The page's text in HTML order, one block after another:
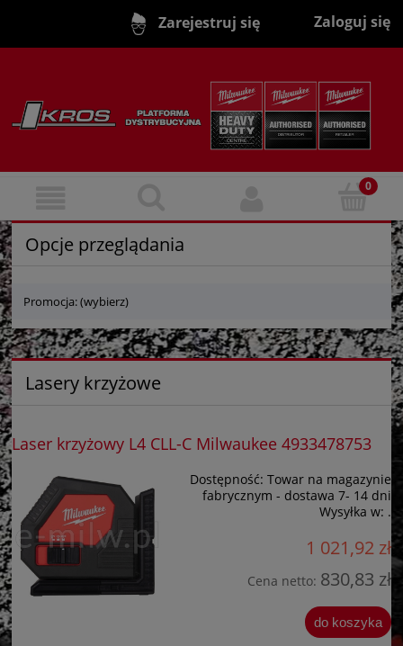
Zarejestruj się Zaloguj się
Opcje przeglądania
Promocja: (wybierz)
Lasery krzyżowe
Laser krzyżowy L4 CLL-C Milwaukee 4933478753
Dostępność: Towar na magazynie
fabrycznym - dostawa 7- 14 dni
Wysyłka w: .
1 021,92 zł
Cena netto: 830,83 zł
do koszyka